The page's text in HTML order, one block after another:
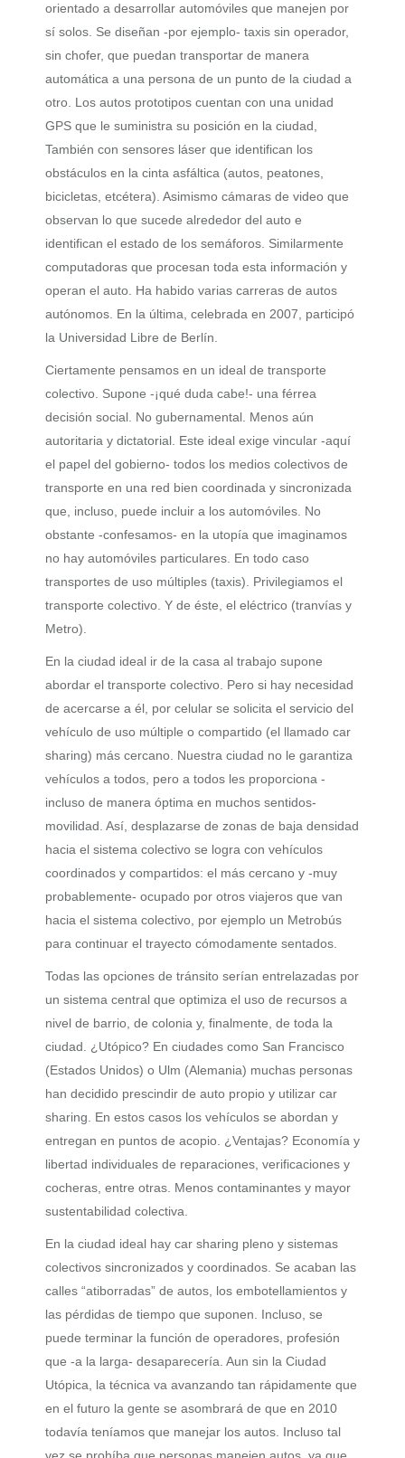
orientado a desarrollar automóviles que manejen por
sí solos. Se diseñan -por ejemplo- taxis sin operador,
sin chofer, que puedan transportar de manera
automática a una persona de un punto de la ciudad a
otro. Los autos prototipos cuentan con una unidad
GPS que le suministra su posición en la ciudad,
También con sensores láser que identifican los
obstáculos en la cinta asfáltica (autos, peatones,
bicicletas, etcétera). Asimismo cámaras de video que
observan lo que sucede alrededor del auto e
identifican el estado de los semáforos. Similarmente
computadoras que procesan toda esta información y
operan el auto. Ha habido varias carreras de autos
autónomos. En la última, celebrada en 2007, participó
la Universidad Libre de Berlín.
Ciertamente pensamos en un ideal de transporte
colectivo. Supone -¡qué duda cabe!- una férrea
decisión social. No gubernamental. Menos aún
autoritaria y dictatorial. Este ideal exige vincular -aquí
el papel del gobierno- todos los medios colectivos de
transporte en una red bien coordinada y sincronizada
que, incluso, puede incluir a los automóviles. No
obstante -confesamos- en la utopía que imaginamos
no hay automóviles particulares. En todo caso
transportes de uso múltiples (taxis). Privilegiamos el
transporte colectivo. Y de éste, el eléctrico (tranvías y
Metro).
En la ciudad ideal ir de la casa al trabajo supone
abordar el transporte colectivo. Pero si hay necesidad
de acercarse a él, por celular se solicita el servicio del
vehículo de uso múltiple o compartido (el llamado car
sharing) más cercano. Nuestra ciudad no le garantiza
vehículos a todos, pero a todos les proporciona -
incluso de manera óptima en muchos sentidos-
movilidad. Así, desplazarse de zonas de baja densidad
hacia el sistema colectivo se logra con vehículos
coordinados y compartidos: el más cercano y -muy
probablemente- ocupado por otros viajeros que van
hacia el sistema colectivo, por ejemplo un Metrobús
para continuar el trayecto cómodamente sentados.
Todas las opciones de tránsito serían entrelazadas por
un sistema central que optimiza el uso de recursos a
nivel de barrio, de colonia y, finalmente, de toda la
ciudad. ¿Utópico? En ciudades como San Francisco
(Estados Unidos) o Ulm (Alemania) muchas personas
han decidido prescindir de auto propio y utilizar car
sharing. En estos casos los vehículos se abordan y
entregan en puntos de acopio. ¿Ventajas? Economía y
libertad individuales de reparaciones, verificaciones y
cocheras, entre otras. Menos contaminantes y mayor
sustentabilidad colectiva.
En la ciudad ideal hay car sharing pleno y sistemas
colectivos sincronizados y coordinados. Se acaban las
calles “atiborradas” de autos, los embotellamientos y
las pérdidas de tiempo que suponen. Incluso, se
puede terminar la función de operadores, profesión
que -a la larga- desaparecería. Aun sin la Ciudad
Utópica, la técnica va avanzando tan rápidamente que
en el futuro la gente se asombrará de que en 2010
todavía teníamos que manejar los autos. Incluso tal